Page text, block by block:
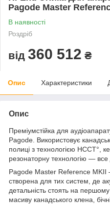
Pagode Master
В наявності
Роздріб
від 360 512 ₴
Опис Характеристики
Опис
Преміумстійка для
Pagode. Використовує
полиці з технологією HCCT°,
резонаторну технологію —
Pagode Master Reference MKII
створена для тих систем, де
детальність стоять на
масиву канадського клена,